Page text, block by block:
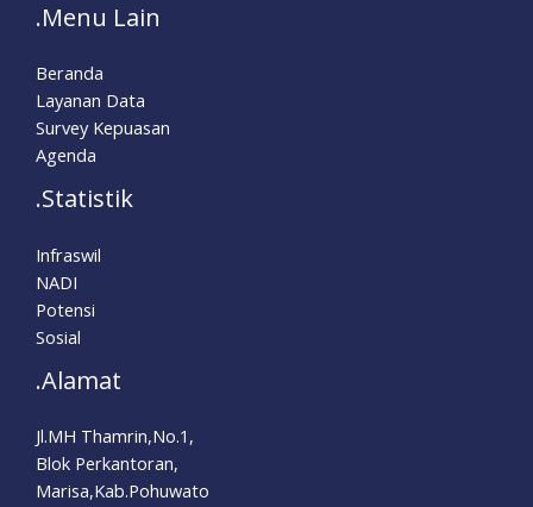
.Menu Lain
Beranda
Layanan Data
Survey Kepuasan
Agenda
.Statistik
Infraswil
NADI
Potensi
Sosial
.Alamat
Jl.MH Thamrin,No.1,
Blok Perkantoran,
Marisa,Kab.Pohuwato